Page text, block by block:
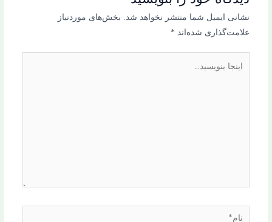
نشانی ایمیل شما منتشر نخواهد شد.
بخش‌های موردنیاز
علامت‌گذاری شده‌اند *
بنویسید…
نام*